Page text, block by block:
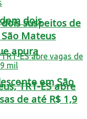
dois
apura
em São
suspeitos de
Mateus
TRT-ES abre
de até R$ 1,9